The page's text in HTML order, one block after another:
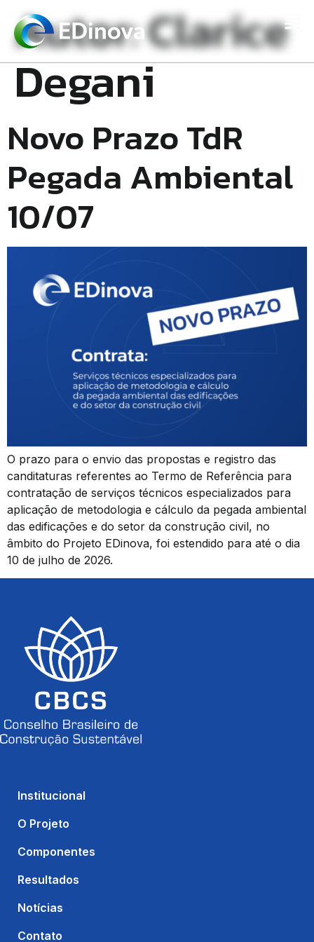
Autor:Clarice
Degani
Novo Prazo TdR
Pegada Ambiental
10/07
O prazo para o envio das propostas e registro das
canditaturas referentes ao Termo de Referência para
contratação de serviços técnicos especializados para
aplicação de metodologia e cálculo da pegada ambiental
das edificações e do setor da construção civil, no
âmbito do Projeto EDinova, foi estendido para até o dia
10 de julho de 2026.
Institucional
O Projeto
Componentes
Resultados
Notícias
Contato